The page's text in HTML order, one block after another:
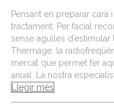
Pensant en preparar
tractament: Per facial
sense agulles
Thermage, la
mercat que permet fer
anual. La nostra
Llegir més